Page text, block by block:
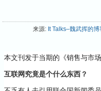
来源: It Talks–魏武挥的博
本文刊发于当期的《销售与市
互联网究竟是个什么东西？